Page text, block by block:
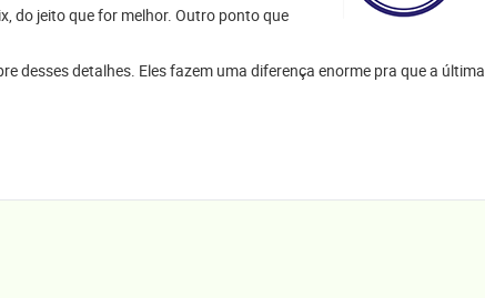
do jeito que for melhor. Outro ponto que
desses detalhes. Eles fazem uma diferença enorme pra que a última